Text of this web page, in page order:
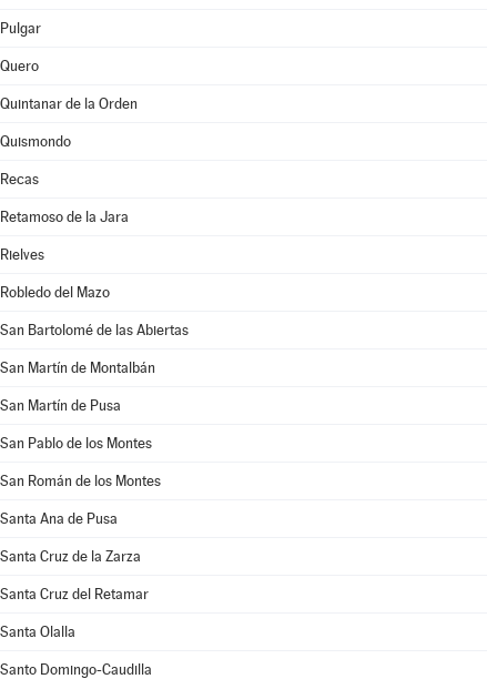
Pulgar
Quero
Quintanar de la Orden
Quismondo
Recas
Retamoso de la Jara
Rielves
Robledo del Mazo
San Bartolomé de las Abiertas
San Martín de Montalbán
San Martín de Pusa
San Pablo de los Montes
San Román de los Montes
Santa Ana de Pusa
Santa Cruz de la Zarza
Santa Cruz del Retamar
Santa Olalla
Santo Domingo-Caudilla